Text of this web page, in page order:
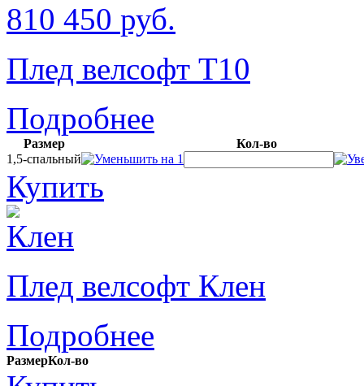
810 450 руб.
Плед велсофт Т10
Подробнее
Размер
Кол-во
1,5-спальный
Купить
Плед велсофт Клен
Подробнее
РазмерКол-во